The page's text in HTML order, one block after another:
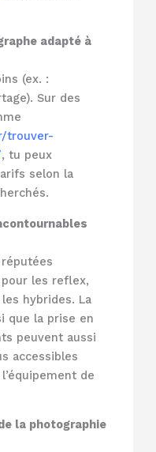
adapté à
(ex. :
Sur des
trouver-
, tu peux
selon la
les reflex,
hybrides. La
que la prise en
peuvent aussi
accessibles
de
la photographie